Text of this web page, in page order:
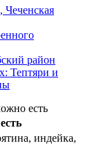
Чеченская
район
Тептяри и
есть
индейка,